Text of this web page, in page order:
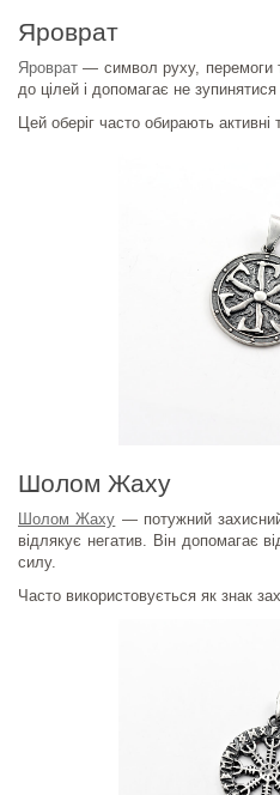
Яроврат
Яроврат — символ руху, перемоги
до цілей і допомагає не
Цей оберіг часто обирають активні
Шолом Жаху
Шолом Жаху — потужний
відлякує негатив. Він допомагає
силу.
Часто використовується як знак